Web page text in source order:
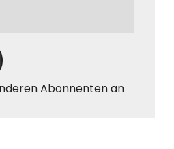
Abonnenten an